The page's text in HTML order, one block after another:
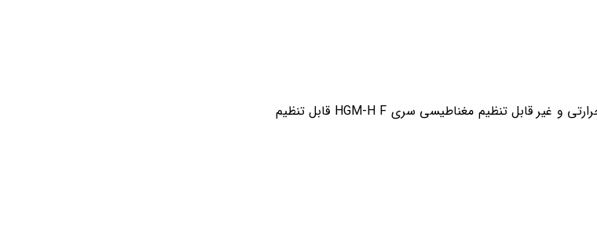
غیر قابل تنظیم حرارتی مغناطیسی سری HGM-Hدر دو فریم کوچک و بزرگ قابل تنظیم حرارتی و غیر قابل تنظیم مغناطیسی سری HGM-H F قابل تنظیم